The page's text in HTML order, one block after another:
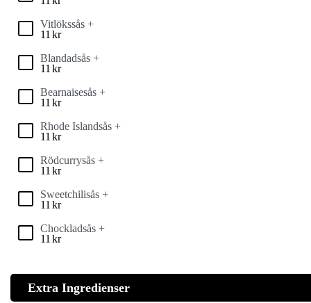
Vitlökssås +
11 kr
Blandadsås +
11 kr
Bearnaisesås +
11 kr
Rhode Islandsås +
11 kr
Rödcurrysås +
11 kr
Sweetchilisås +
11 kr
Chockladsås +
11 kr
Extra Ingredienser